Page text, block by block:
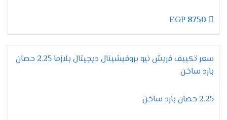
الجهاز الافضل فى الاسواق ولتلك السبب وفرنا لكم
الان فى خاصية التشغيل الاقتصادى أثناء النوم نقوم
بضبط الجهاز على درجة التبريد المطلوبة وعند الوصول
للمستوى المطلوب والمناسب لجسم الانسان خلال
النوم يقوم الجهاز بالتوقف اوتوماتيكيا دون ان يحتاج
الاستمتاع بالتنظيف
8750
سعر تكييف فريش نيو بروفيشينال ديجيتال بلازما 2.25 حصان
بارد ساخن
2.25 حصان بارد ساخن